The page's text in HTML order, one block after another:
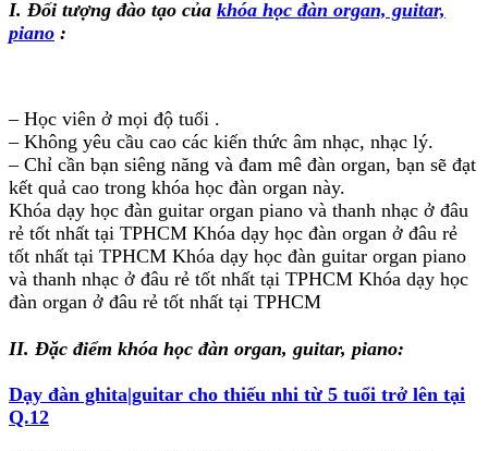
I. Đối tượng đào tạo của khóa học đàn organ, guitar,
piano :
– Học viên ở mọi độ tuổi .
– Không yêu cầu cao các kiến thức âm nhạc, nhạc lý.
– Chỉ cần bạn siêng năng và đam mê đàn organ, bạn sẽ đạt
kết quả cao trong khóa học đàn organ này.
Khóa dạy học đàn guitar organ piano và thanh nhạc ở đâu
rẻ tốt nhất tại TPHCM Khóa dạy học đàn organ ở đâu rẻ
tốt nhất tại TPHCM Khóa dạy học đàn guitar organ piano
và thanh nhạc ở đâu rẻ tốt nhất tại TPHCM Khóa dạy học
đàn organ ở đâu rẻ tốt nhất tại TPHCM
II. Đặc điểm khóa học đàn organ, guitar, piano:
Dạy đàn ghita|guitar cho thiếu nhi từ 5 tuổi trở lên tại
Q.12